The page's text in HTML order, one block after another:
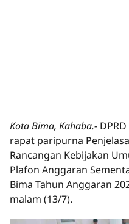
Kota Bima, Kahaba.-
rapat paripurna
Rancangan Kebijakan
Plafon Anggaran
Bima Tahun Anggaran
malam (13/7).